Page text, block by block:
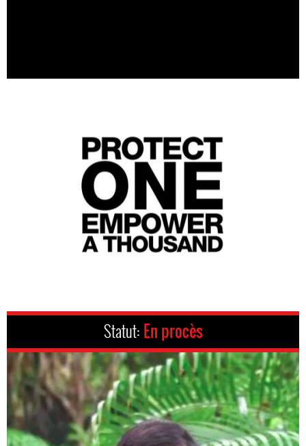
Statut: En procès